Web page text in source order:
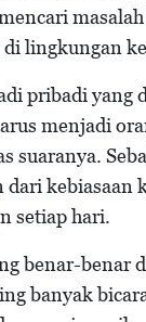
lingkungan
pribadi yang
menjadi
suaranya.
dari kebiasaan
setiap hari.
benar-benar
banyak